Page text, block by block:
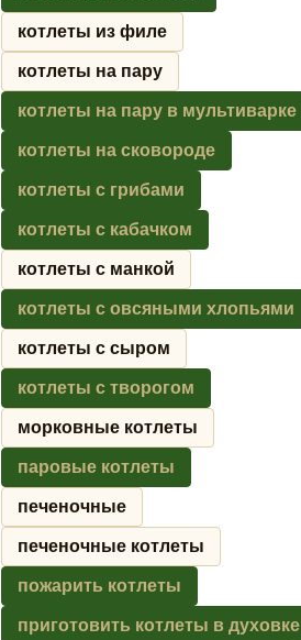
котлеты из филе
котлеты на пару
котлеты на пару в мультиварке
котлеты на сковороде
котлеты с грибами
котлеты с кабачком
котлеты с манкой
котлеты с овсяными хлопьями
котлеты с сыром
котлеты с творогом
морковные котлеты
паровые котлеты
печеночные
печеночные котлеты
пожарить котлеты
приготовить котлеты в духовке